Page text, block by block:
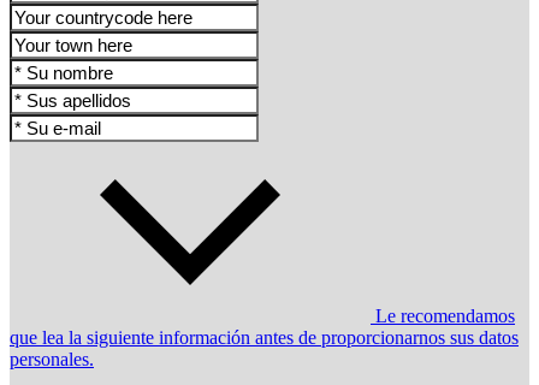
Le recomendamos
que lea la siguiente información antes de proporcionarnos sus datos
personales.